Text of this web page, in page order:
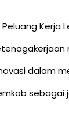
dalam